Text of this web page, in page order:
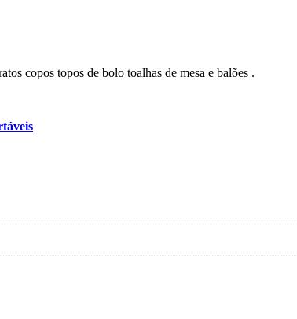
copos topos de bolo toalhas de mesa e balões .